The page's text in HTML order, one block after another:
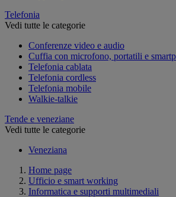
Telefonia
Vedi tutte le categorie
Conferenze video e audio
Cuffia con microfono, portatili e
Telefonia cablata
Telefonia cordless
Telefonia mobile
Walkie-talkie
Tende e veneziane
Vedi tutte le categorie
Veneziana
Home page
Ufficio e smart working
Informatica e supporti multimediali